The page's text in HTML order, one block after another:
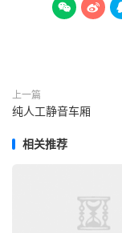
 
上一篇
纯人工静音车厢
相关推荐